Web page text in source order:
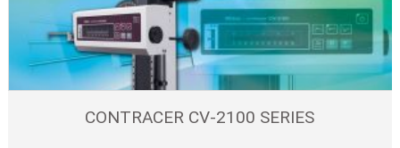
CONTRACER CV-2100 SERIES